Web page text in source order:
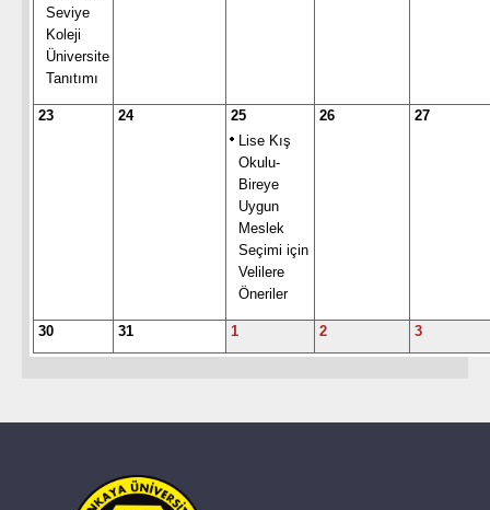
Seviye
Koleji
Üniversite
Tanıtımı
23 24
25
Lise Kış
Okulu-
Bireye
Uygun
Meslek
Seçimi için
Velilere
Öneriler
26 27
30 31 1 2 3